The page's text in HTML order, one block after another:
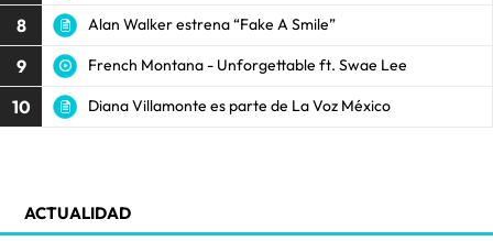
8 Alan Walker estrena “Fake A Smile”
9 French Montana - Unforgettable ft. Swae Lee
10 Diana Villamonte es parte de La Voz México
ACTUALIDAD